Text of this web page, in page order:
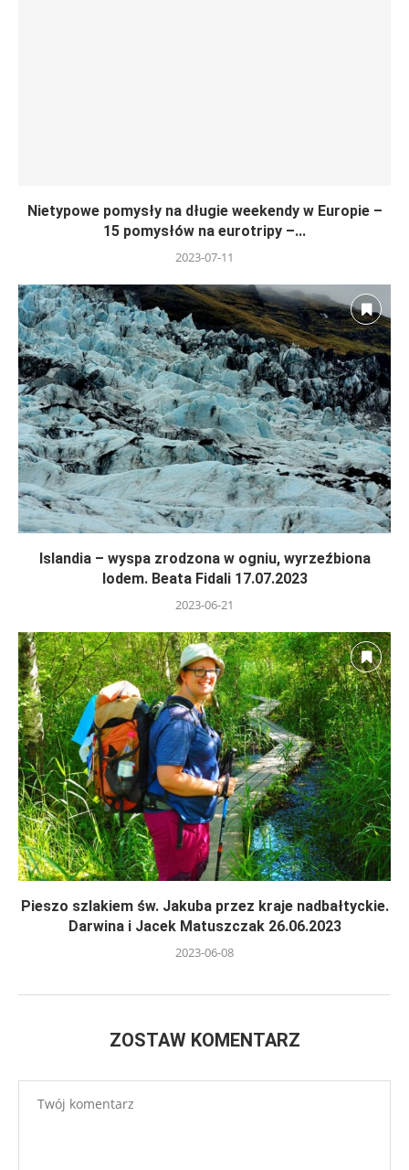
Nietypowe pomysły na długie weekendy w Europie –
15 pomysłów na eurotripy –...
2023-07-11
Islandia – wyspa zrodzona w ogniu, wyrzeźbiona
lodem. Beata Fidali 17.07.2023
2023-06-21
Pieszo szlakiem św. Jakuba przez kraje nadbałtyckie.
Darwina i Jacek Matuszczak 26.06.2023
2023-06-08
ZOSTAW KOMENTARZ